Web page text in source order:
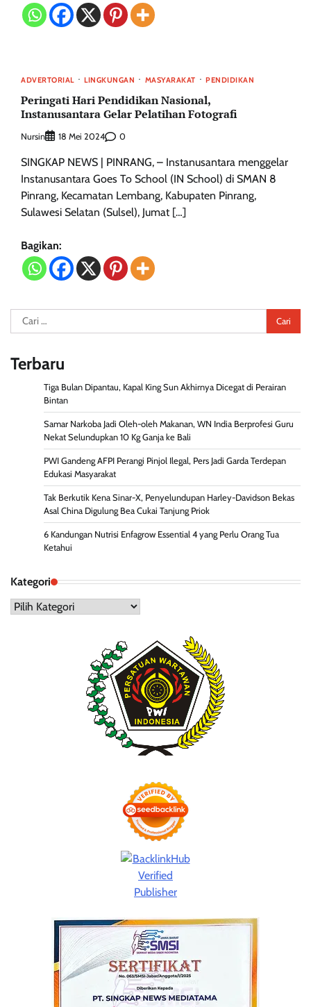
ADVERTORIAL LINGKUNGAN MASYARAKAT PENDIDIKAN
Peringati Hari Pendidikan Nasional,
Instanusantara Gelar Pelatihan Fotografi
Nursin 18 Mei 2024 0
SINGKAP NEWS | PINRANG, – Instanusantara menggelar
Instanusantara Goes To School (IN School) di SMAN 8
Pinrang, Kecamatan Lembang, Kabupaten Pinrang,
Sulawesi Selatan (Sulsel), Jumat […]
Bagikan:
Cari
untuk:
Terbaru
Tiga Bulan Dipantau, Kapal King Sun Akhirnya Dicegat di Perairan
Bintan
Samar Narkoba Jadi Oleh-oleh Makanan, WN India Berprofesi Guru
Nekat Selundupkan 10 Kg Ganja ke Bali
PWI Gandeng AFPI Perangi Pinjol Ilegal, Pers Jadi Garda Terdepan
Edukasi Masyarakat
Tak Berkutik Kena Sinar-X, Penyelundupan Harley-Davidson Bekas
Asal China Digulung Bea Cukai Tanjung Priok
6 Kandungan Nutrisi Enfagrow Essential 4 yang Perlu Orang Tua
Ketahui
Kategori
Kategori